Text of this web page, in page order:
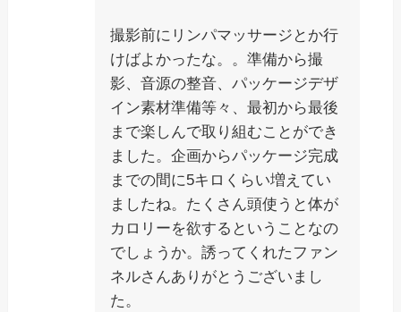
撮影前にリンパマッサージとか行
けばよかったな。。準備から撮
影、音源の整音、パッケージデザ
イン素材準備等々、最初から最後
まで楽しんで取り組むことができ
ました。企画からパッケージ完成
までの間に5キロくらい増えてい
ましたね。たくさん頭使うと体が
カロリーを欲するということなの
でしょうか。誘ってくれたファン
ネルさんありがとうございまし
た。